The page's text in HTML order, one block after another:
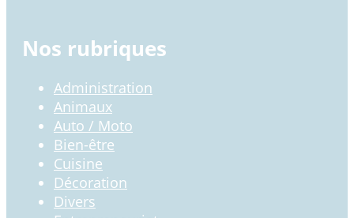
Nos rubriques
Administration
Animaux
Auto / Moto
Bien-être
Cuisine
Décoration
Divers